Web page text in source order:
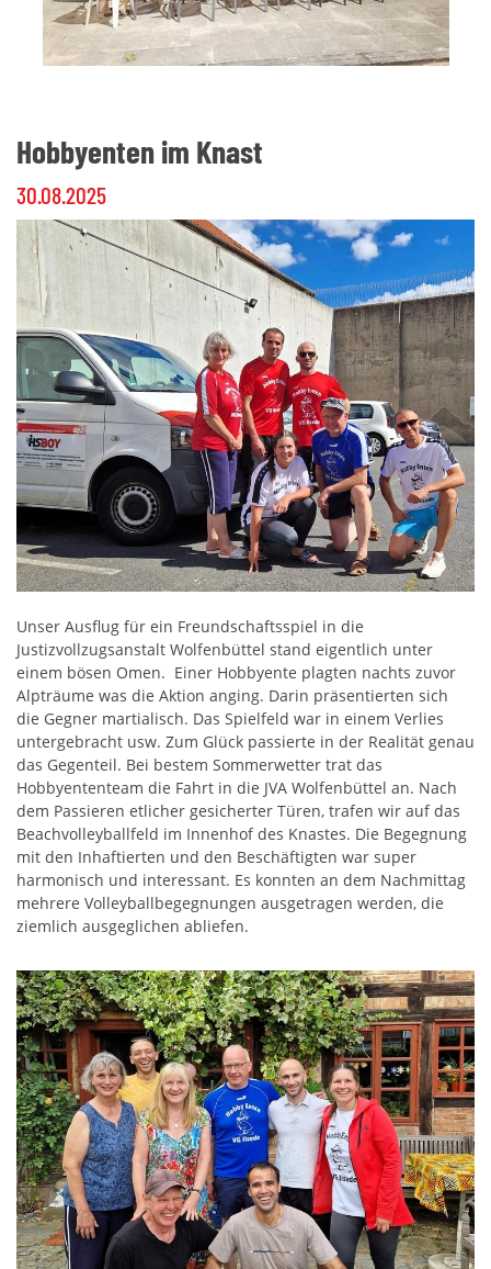
Hobbyenten im Knast
30.08.2025
Unser Ausflug für ein Freundschaftsspiel in die
Justizvollzugsanstalt Wolfenbüttel stand eigentlich unter
einem bösen Omen. Einer Hobbyente plagten nachts zuvor
Alpträume was die Aktion anging. Darin präsentierten sich
die Gegner martialisch. Das Spielfeld war in einem Verlies
untergebracht usw. Zum Glück passierte in der Realität genau
das Gegenteil. Bei bestem Sommerwetter trat das
Hobbyententeam die Fahrt in die JVA Wolfenbüttel an. Nach
dem Passieren etlicher gesicherter Türen, trafen wir auf das
Beachvolleyballfeld im Innenhof des Knastes. Die Begegnung
mit den Inhaftierten und den Beschäftigten war super
harmonisch und interessant. Es konnten an dem Nachmittag
mehrere Volleyballbegegnungen ausgetragen werden, die
ziemlich ausgeglichen abliefen.